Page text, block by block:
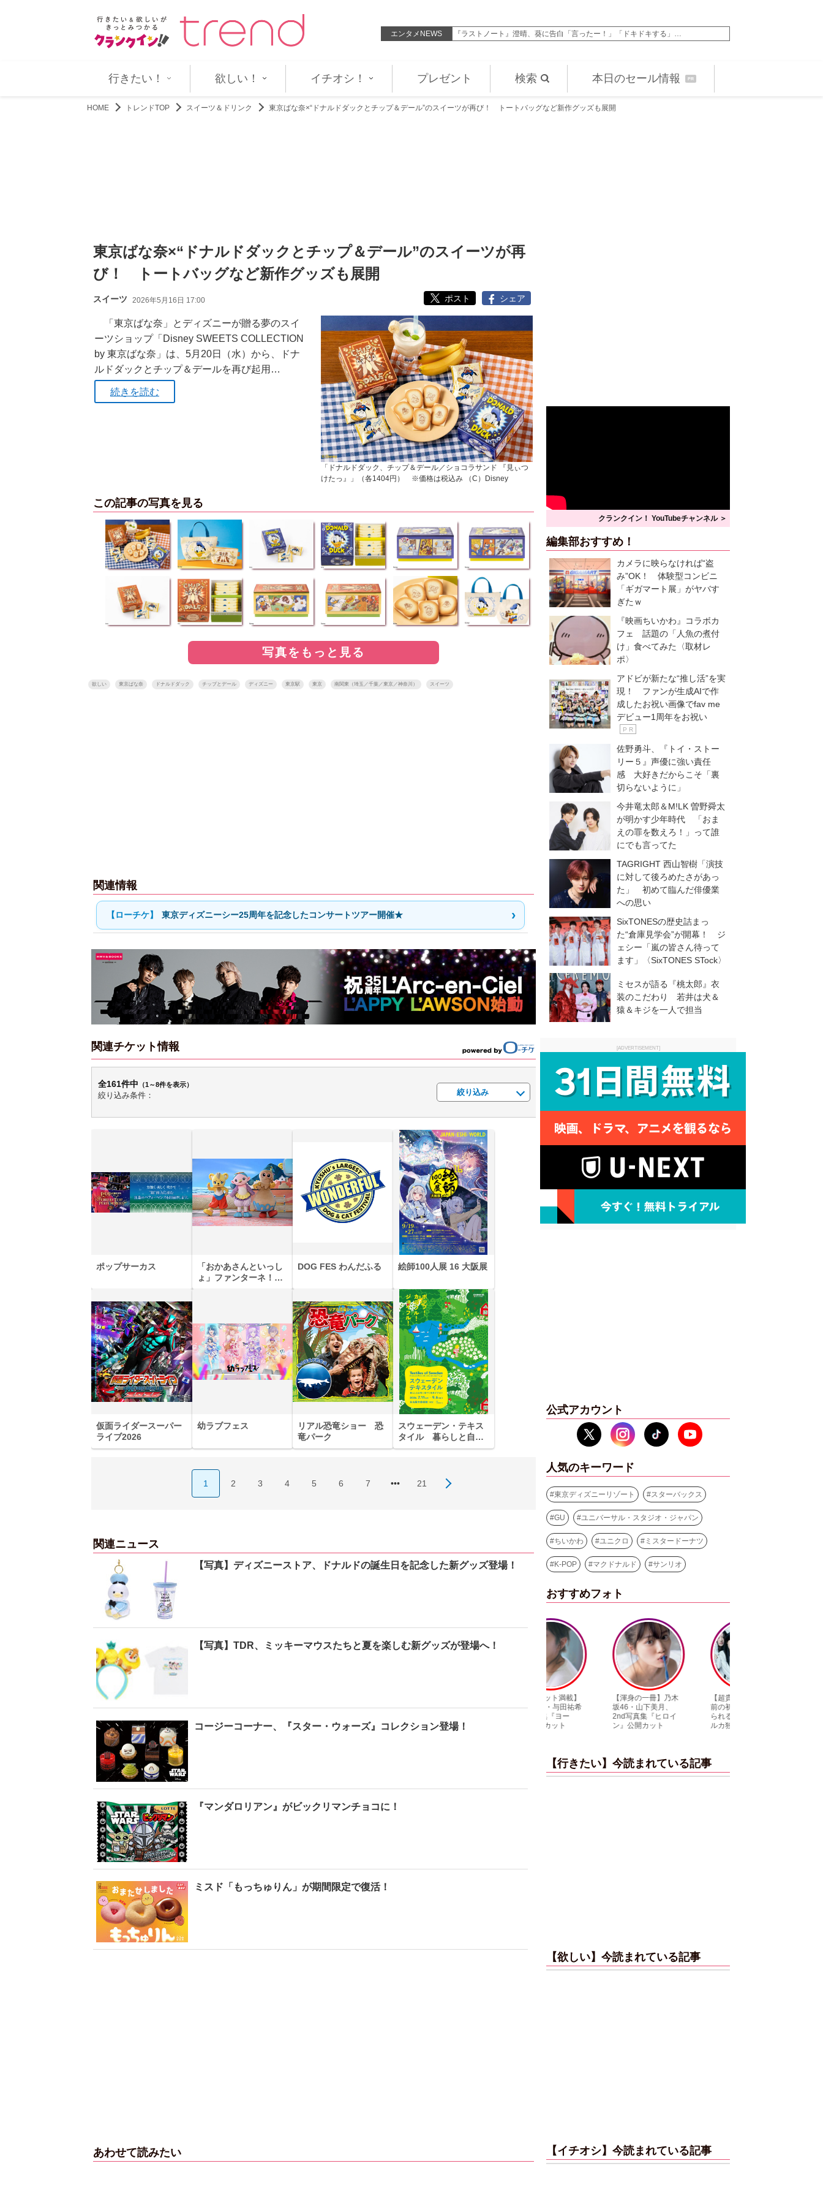
エンタメNEWS
『Ｔシャツが乾くまで』第5話 バス事故から一年 “咲子”蒼井優と… 『ラストノート』澄晴、葵に告白「言ったー！」「ドキドキする」…
行きたい！ 欲しい！ イチオシ！ プレゼント 検索 本日のセール情報 PR
HOME トレンドTOP スイーツ＆ドリンク 東京ばな奈×“ドナルドダックとチップ＆デール”のスイーツが再び！ トートバッグなど新作グッズも展開
東京ばな奈×“ドナルドダックとチップ＆デール”のスイーツが再
び！ トートバッグなど新作グッズも展開
スイーツ 2026年5月16日 17:00 ポスト シェア
「ドナルドダック、チップ＆デール／ショコラサンド 『見ぃつ
けたっ』」（各1404円） ※価格は税込み （C）Disney
「東京ばな奈」とディズニーが贈る夢のスイ
ーツショップ「Disney SWEETS COLLECTION
by 東京ばな奈」は、5月20日（水）から、ドナ
ルドダックとチップ＆デールを再び起用…
続きを読む
この記事の写真を見る
写真をもっと見る
欲しい 東京ばな奈 ドナルドダック チップとデール ディズニー 東京駅 東京 南関東（埼玉／千葉／東京／神奈川） スイーツ
関連情報
東京ディズニーシー25周年を記念したコンサートツアー開催★
関連チケット情報
全161件中 （1～8件を表示）
絞り込み条件： 絞り込み
ポップサーカス
「おかあさんといっし
ょ」ファンターネ！と
DOG FES わんだふる 絵師100人展 16 大阪展
仮面ライダースーパー
ライブ2026
幼ラブフェス
リアル恐竜ショー 恐
竜パーク
スウェーデン・テキス
タイル 暮らしと自然
に息づく北欧デザイン
1 2 3 4 5 6 7 ••• 21
関連ニュース
【写真】ディズニーストア、ドナルドの誕生日を記念した新グッズ登場！
【写真】TDR、ミッキーマウスたちと夏を楽しむ新グッズが登場へ！
コージーコーナー、『スター・ウォーズ』コレクション登場！
『マンダロリアン』がビックリマンチョコに！
ミスド「もっちゅりん」が期間限定で復活！
あわせて読みたい
クランクイン！ YouTubeチャンネル ＞
編集部おすすめ！
カメラに映らなければ“盗
み”OK！ 体験型コンビニ
「ギガマート展」がヤバす
ぎたｗ
『映画ちいかわ』コラボカ
フェ 話題の「人魚の煮付
け」食べてみた〈取材レ
ポ〉
アドビが新たな“推し活”を実
現！ ファンが生成AIで作
成したお祝い画像でfav me
デビュー1周年をお祝い
P R
佐野勇斗、『トイ・ストー
リー５』声優に強い責任
感 大好きだからこそ「裏
切らないように」
今井竜太郎＆M!LK 曽野舜太
が明かす少年時代 「おま
えの罪を数えろ！」って誰
にでも言ってた
TAGRIGHT 西山智樹「演技
に対して後ろめたさがあっ
た」 初めて臨んだ俳優業
への思い
SixTONESの歴史詰まっ
た“倉庫見学会”が開幕！ ジ
ェシー「嵐の皆さん待って
ます」〈SixTONES STock〉
ミセスが語る『桃太郎』衣
装のこだわり 若井は犬＆
猿＆キジを一人で担当
[ADVERTISEMENT]
公式アカウント
人気のキーワード
#東京ディズニーリゾート #スターバックス
#GU #ユニバーサル・スタジオ・ジャパン
#ちいかわ #ユニクロ # ミスタードーナツ
#K-POP #マクドナルド #サンリオ
おすすめフォト
木坂46・山下美月
ットまとめ
ト】櫻坂46・田村保
2023 A／W＞
キ！ 「ME:I」MIU＆
ンタビューフォト
乃木坂46・与田祐希
【渾身の一冊】乃木
坂46・山下美月、
2nd写真集『ヒロイ
ン』公開カット
【超貴重】デビュー
前の初々しい姿が見
られる「ILLIT」のセ
ルカ独占公開
【行きたい】今読まれている記事
【欲しい】今読まれている記事
【イチオシ】今読まれている記事